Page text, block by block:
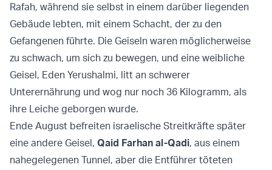
Rafah, während sie selbst in einem darüber liegenden
Gebäude lebten, mit einem Schacht, der zu den
Gefangenen führte. Die Geiseln waren möglicherweise
zu schwach, um sich zu bewegen, und eine weibliche
Geisel, Eden Yerushalmi, litt an schwerer
Unterernährung und wog nur noch 36 Kilogramm, als
ihre Leiche geborgen wurde.
Ende August befreiten israelische Streitkräfte später
eine andere Geisel, Qaid Farhan al-Qadi, aus einem
nahegelegenen Tunnel, aber die Entführer töteten